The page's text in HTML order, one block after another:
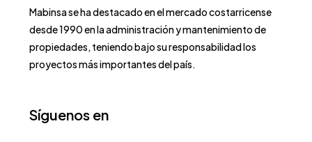
Mabinsa se ha destacado en el mercado costarricense
desde 1990 en la administración y mantenimiento de
propiedades, teniendo bajo su responsabilidad los
proyectos más importantes del país.
Síguenos en